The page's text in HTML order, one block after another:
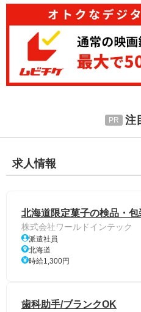
注
求人情報
北海道限定菓子の検品・
株式会社ワールドインテック
派遣社員
北海道
時給1,300円
歯科助手/ブランクOK